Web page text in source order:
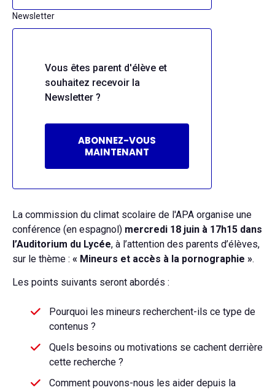
Newsletter
Vous êtes parent d'élève et
souhaitez recevoir la
Newsletter ?
ABONNEZ-VOUS
MAINTENANT
La commission du climat scolaire de l'APA organise une
conférence (en espagnol) mercredi 18 juin à 17h15 dans
l’Auditorium du Lycée, à l’attention des parents d’élèves,
sur le thème : « Mineurs et accès à la pornographie ».
Les points suivants seront abordés :
Pourquoi les mineurs recherchent-ils ce type de
contenus ?
Quels besoins ou motivations se cachent derrière
cette recherche ?
Comment pouvons-nous les aider depuis la